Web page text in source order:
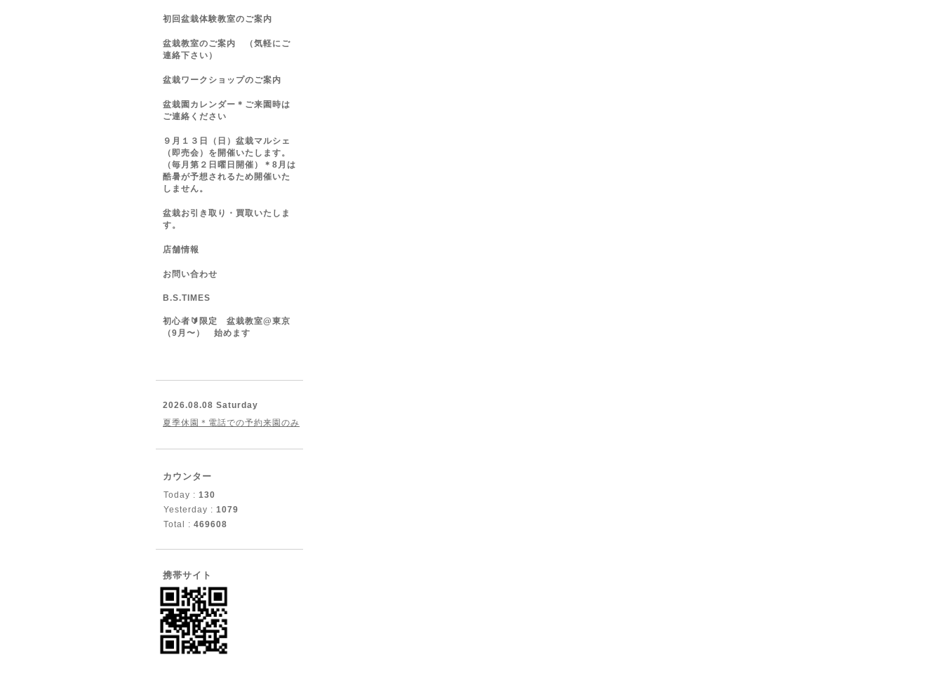
初回盆栽体験教室のご案内
盆栽教室のご案内 （気軽にご
連絡下さい）
盆栽ワークショップのご案内
盆栽園カレンダー＊ご来園時は
ご連絡ください
９月１３日（日）盆栽マルシェ
（即売会）を開催いたします。
（毎月第２日曜日開催）＊8月は
酷暑が予想されるため開催いた
しません。
盆栽お引き取り・買取いたしま
す。
店舗情報
お問い合わせ
B.S.TIMES
初心者🔰限定 盆栽教室@東京
（9月〜） 始めます
2026.08.08 Saturday
夏季休園＊電話での予約来園のみ
カウンター
Today : 130
Yesterday : 1079
Total : 469608
携帯サイト